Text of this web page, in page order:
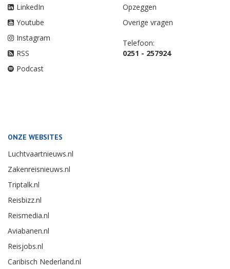
LinkedIn
Youtube
Instagram
RSS
Podcast
Opzeggen
Overige vragen
Telefoon:
0251 - 257924
ONZE WEBSITES
Luchtvaartnieuws.nl
Zakenreisnieuws.nl
Triptalk.nl
Reisbizz.nl
Reismedia.nl
Aviabanen.nl
Reisjobs.nl
Caribisch Nederland.nl